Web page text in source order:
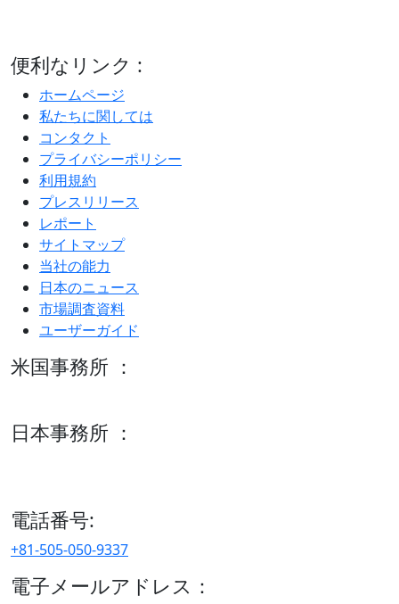
便利なリンク :
ホームページ
私たちに関しては
コンタクト
プライバシーポリシー
利用規約
プレスリリース
レポート
サイトマップ
当社の能力
日本のニュース
市場調査資料
ユーザーガイド
米国事務所 ：
日本事務所 ：
電話番号:
+81-505-050-9337
電子メールアドレス：